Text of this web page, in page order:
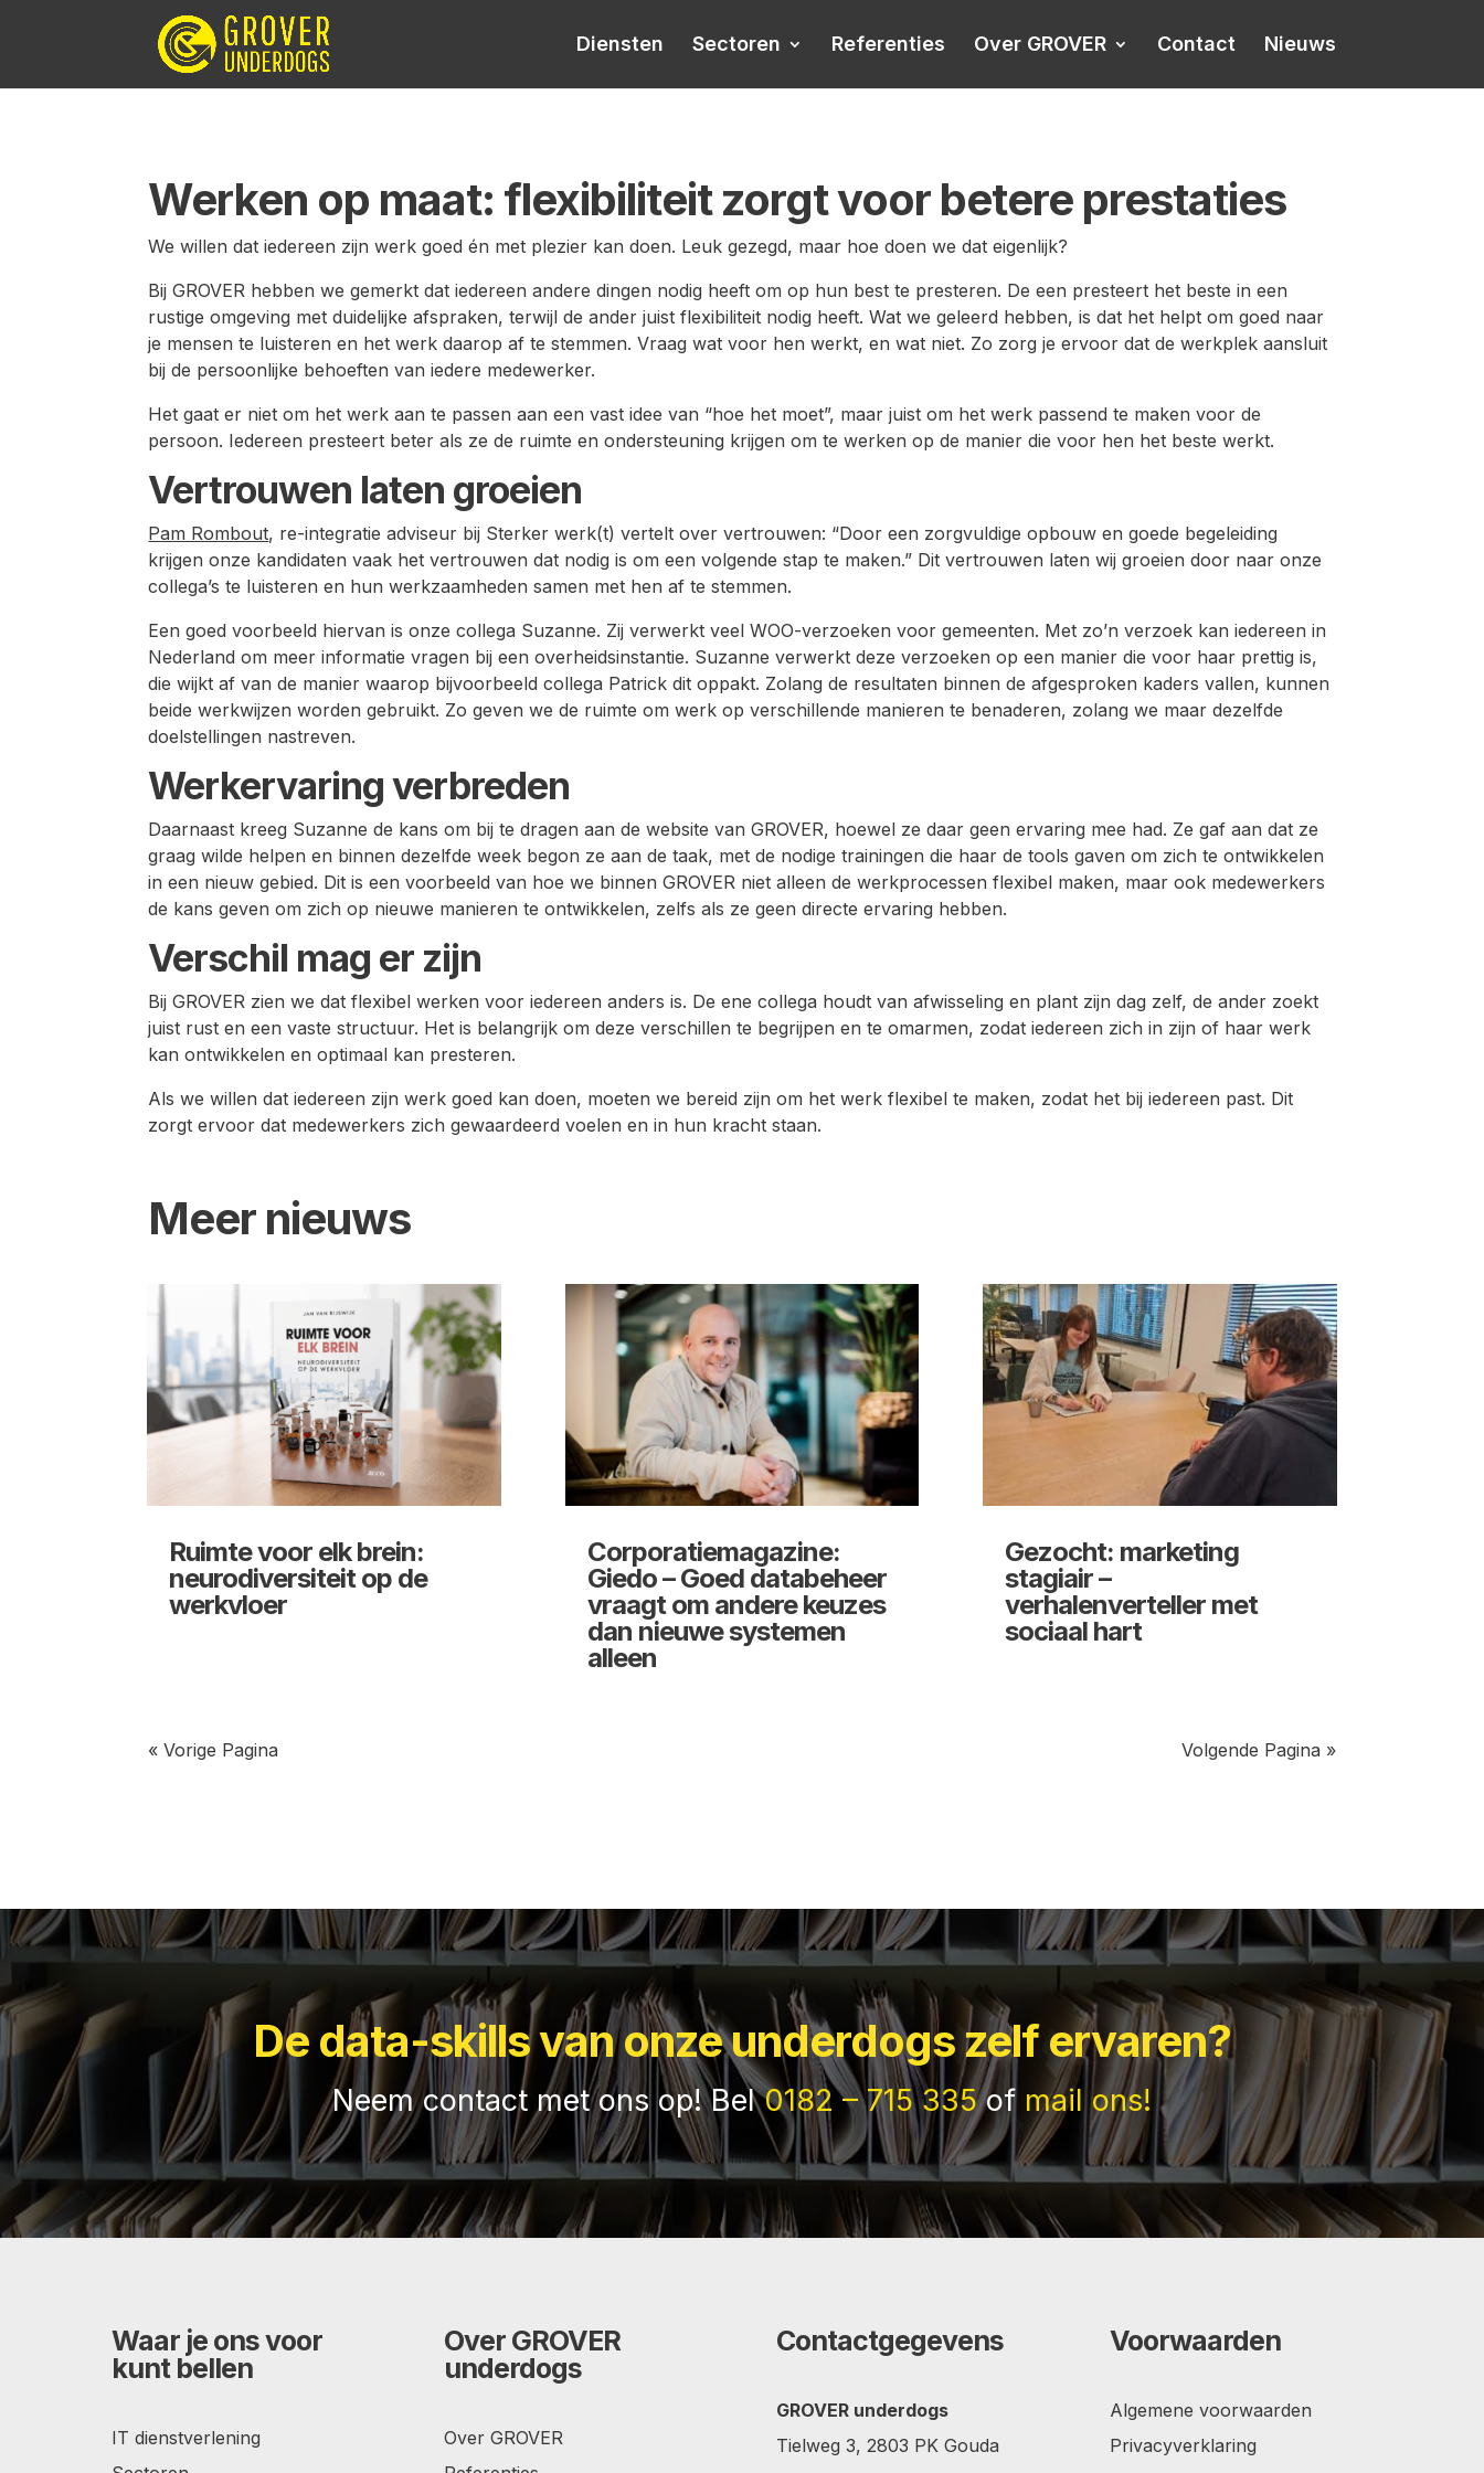
Diensten Sectoren Referenties Over GROVER Contact Nieuws
Werken op maat: flexibiliteit zorgt voor betere prestaties
We willen dat iedereen zijn werk goed én met plezier kan doen. Leuk gezegd, maar hoe doen we dat eigenlijk?
Bij GROVER hebben we gemerkt dat iedereen andere dingen nodig heeft om op hun best te presteren. De een presteert het beste in een
rustige omgeving met duidelijke afspraken, terwijl de ander juist flexibiliteit nodig heeft. Wat we geleerd hebben, is dat het helpt om goed naar
je mensen te luisteren en het werk daarop af te stemmen. Vraag wat voor hen werkt, en wat niet. Zo zorg je ervoor dat de werkplek aansluit
bij de persoonlijke behoeften van iedere medewerker.
Het gaat er niet om het werk aan te passen aan een vast idee van “hoe het moet”, maar juist om het werk passend te maken voor de
persoon. Iedereen presteert beter als ze de ruimte en ondersteuning krijgen om te werken op de manier die voor hen het beste werkt.
Vertrouwen laten groeien
Pam Rombout, re-integratie adviseur bij Sterker werk(t) vertelt over vertrouwen: “Door een zorgvuldige opbouw en goede begeleiding
krijgen onze kandidaten vaak het vertrouwen dat nodig is om een volgende stap te maken.” Dit vertrouwen laten wij groeien door naar onze
collega’s te luisteren en hun werkzaamheden samen met hen af te stemmen.
Een goed voorbeeld hiervan is onze collega Suzanne. Zij verwerkt veel WOO-verzoeken voor gemeenten. Met zo’n verzoek kan iedereen in
Nederland om meer informatie vragen bij een overheidsinstantie. Suzanne verwerkt deze verzoeken op een manier die voor haar prettig is,
die wijkt af van de manier waarop bijvoorbeeld collega Patrick dit oppakt. Zolang de resultaten binnen de afgesproken kaders vallen, kunnen
beide werkwijzen worden gebruikt. Zo geven we de ruimte om werk op verschillende manieren te benaderen, zolang we maar dezelfde
doelstellingen nastreven.
Werkervaring verbreden
Daarnaast kreeg Suzanne de kans om bij te dragen aan de website van GROVER, hoewel ze daar geen ervaring mee had. Ze gaf aan dat ze
graag wilde helpen en binnen dezelfde week begon ze aan de taak, met de nodige trainingen die haar de tools gaven om zich te ontwikkelen
in een nieuw gebied. Dit is een voorbeeld van hoe we binnen GROVER niet alleen de werkprocessen flexibel maken, maar ook medewerkers
de kans geven om zich op nieuwe manieren te ontwikkelen, zelfs als ze geen directe ervaring hebben.
Verschil mag er zijn
Bij GROVER zien we dat flexibel werken voor iedereen anders is. De ene collega houdt van afwisseling en plant zijn dag zelf, de ander zoekt
juist rust en een vaste structuur. Het is belangrijk om deze verschillen te begrijpen en te omarmen, zodat iedereen zich in zijn of haar werk
kan ontwikkelen en optimaal kan presteren.
Als we willen dat iedereen zijn werk goed kan doen, moeten we bereid zijn om het werk flexibel te maken, zodat het bij iedereen past. Dit
zorgt ervoor dat medewerkers zich gewaardeerd voelen en in hun kracht staan.
Meer nieuws
Ruimte voor elk brein:
neurodiversiteit op de
werkvloer
Corporatiemagazine:
Giedo – Goed databeheer
vraagt om andere keuzes
dan nieuwe systemen
alleen
Gezocht: marketing
stagiair –
verhalenverteller met
sociaal hart
« Vorige Pagina Volgende Pagina »
De data-skills van onze underdogs zelf ervaren?
Neem contact met ons op! Bel0182 – 715 335of mail ons!
Waar je ons voor
kunt bellen
IT dienstverlening
Over GROVER
underdogs
Over GROVER
Contactgegevens
GROVER underdogs
Tielweg 3, 2803 PK Gouda
Voorwaarden
Algemene voorwaarden
Privacyverklaring